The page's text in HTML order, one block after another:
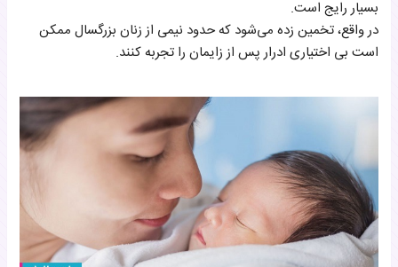
بسیار رایج است.
در واقع، تخمین زده می‌شود که حدود نیمی از زنان بزرگسال ممکن
است بی اختیاری ادرار پس از زایمان را تجربه کنند.